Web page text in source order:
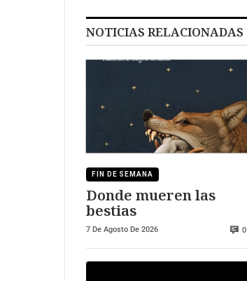
NOTICIAS RELACIONADAS
FIN DE SEMANA
Donde mueren las
bestias
7 De Agosto De 2026 0